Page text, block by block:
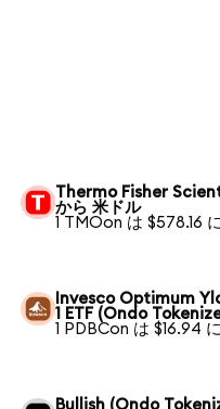
Thermo Fisher
から 米ドル
1 TMOon は $578.16
Invesco Optimum
1 ETF (Ondo
1 PDBCon は $16.94
Bullish (Ondo